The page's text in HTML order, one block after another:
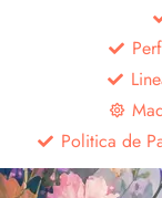
Politica de